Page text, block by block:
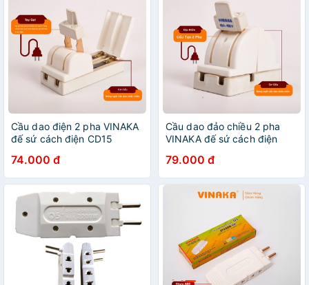
Cầu dao điện 2 pha VINAKA
đế sứ cách điện CD15
74.000 đ
Cầu dao đảo chiều 2 pha
VINAKA đế sứ cách điện
79.000 đ